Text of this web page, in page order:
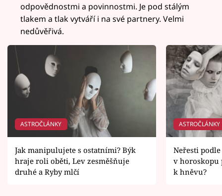
odpovědnostmi a povinnostmi. Je pod stálým
tlakem a tlak vytváří i na své partnery. Velmi
nedůvěřivá.
ASTROČLÁNKY
Jak manipulujete s ostatními? Býk
hraje roli oběti, Lev zesměšňuje
druhé a Ryby mlčí
ASTROČLÁNKY
Neřesti
v horoskopu
k hněvu?